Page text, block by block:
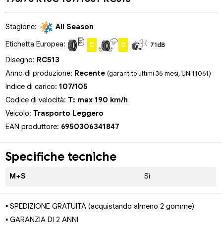
Stagione:
All Season
Etichetta Europea:
C C 71dB
Disegno: RC513
Anno di produzione: Recente(garantito ultimi 36 mesi, UNI11061)
Indice di carico:107/105
Codice di velocità:T: max 190 km/h
Veicolo:Trasporto Leggero
EAN produttore: 6950306341847
Specifiche tecniche
M+S Sì
▪ SPEDIZIONE GRATUITA (acquistando almeno 2 gomme)
▪ GARANZIA DI 2 ANNI